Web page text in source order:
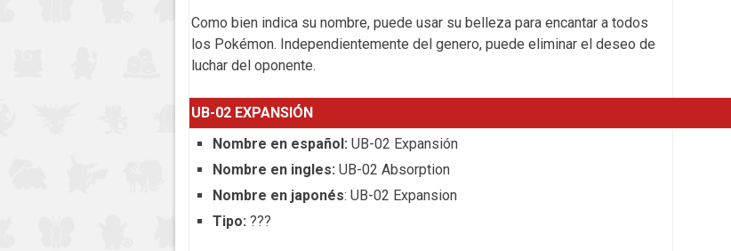
Como bien indica su nombre, puede usar su belleza para encantar a todos
los Pokémon. Independientemente del genero, puede eliminar el deseo de
luchar del oponente.
UB-02 EXPANSIÓN
Nombre en español: UB-02 Expansión
Nombre en ingles: UB-02 Absorption
Nombre en japonés: UB-02 Expansion
Tipo: ???